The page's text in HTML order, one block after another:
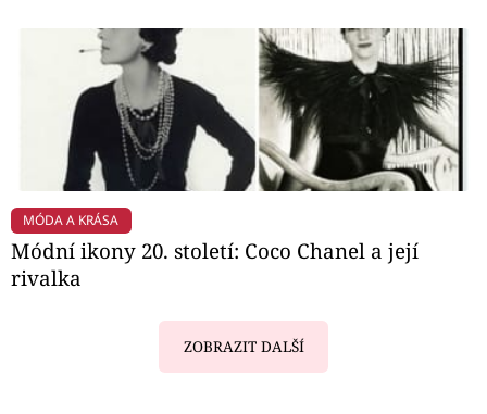
MÓDA A KRÁSA
Módní ikony 20. století: Coco Chanel a její
rivalka
ZOBRAZIT DALŠÍ